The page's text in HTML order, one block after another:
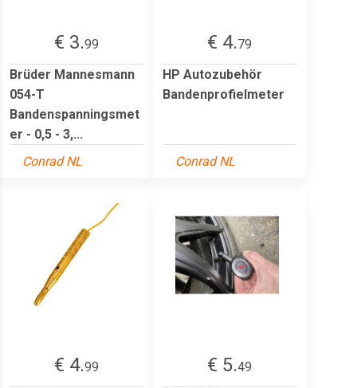
€ 3.99
Brüder Mannesmann
054-T
Bandenspanningsmet
er - 0,5 - 3,...
Conrad NL
€ 4.79
HP Autozubehör
Bandenprofielmeter
Conrad NL
€ 4.99
€ 5.49